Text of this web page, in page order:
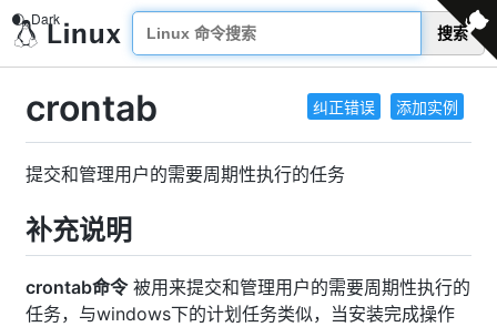
搜索
纠正错误 添加实例
crontab
提交和管理用户的需要周期性执行的任务
补充说明
crontab命令被用来提交和管理用户的需要周期性执行的
任务，与windows下的计划任务类似，当安装完成操作